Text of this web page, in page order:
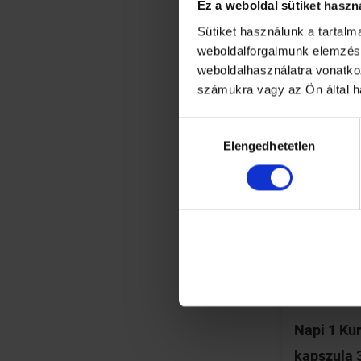
Ez a weboldal sütiket
Sütiket használunk a
weboldalforgalmunk
weboldalhasználatra
számukra vagy az Ön által
kiválasztásaElengedhetetlen
Napi 1
kapszula